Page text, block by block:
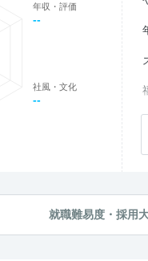
年収・評価
--
社風・文化
--
就職難易度・採用